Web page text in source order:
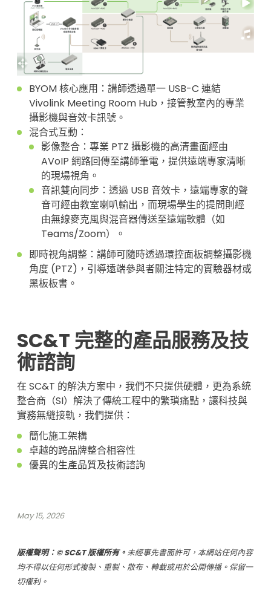
BYOM 核心應用：講師透過單一 USB-C 連結
Vivolink Meeting Room Hub，接管教室內的專業
攝影機與音效卡訊號。
混合式互動：
影像整合：專業 PTZ 攝影機的高清畫面經由
AVoIP 網路回傳至講師筆電，提供遠端專家清晰
的現場視角。
音訊雙向同步：透過 USB 音效卡，遠端專家的聲
音可經由教室喇叭輸出，而現場學生的提問則經
由無線麥克風與混音器傳送至遠端軟體（如
Teams/Zoom）。
即時視角調整：講師可隨時透過環控面板調整攝影機
角度 (PTZ)，引導遠端參與者關注特定的實驗器材或
黑板板書。
SC&T 完整的產品服務及技
術諮詢
在 SC&T 的解決方案中，我們不只提供硬體，更為系統
整合商（SI）解決了傳統工程中的繁瑣痛點，讓科技與
實務無縫接軌，我們提供：
簡化施工架構
卓越的跨品牌整合相容性
優異的生產品質及技術諮詢
May 15, 2026
版權聲明：© SC&T 版權所有。未經事先書面許可，本網站任何內容
均不得以任何形式複製、重製、散布、轉載或用於公開傳播。保留一
切權利。